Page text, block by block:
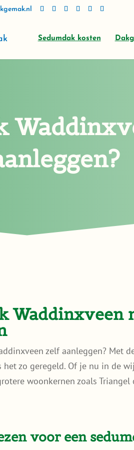
Sedumdak kosten
zelf aanleggen? Met
het zo geregeld. Of je nu in de
woonkernen zoals
voor een